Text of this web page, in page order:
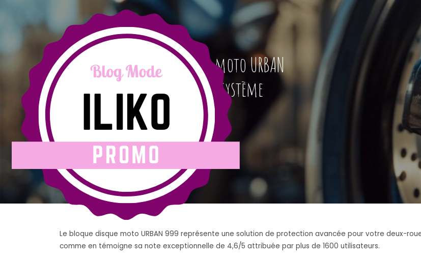
Découvrez le bloque disque moto URBAN
999 : protection optimale et système
antivol haute performance
Le bloque disque moto URBAN 999 représente une solution de protection avancée pour votre deux-
comme en témoigne sa note exceptionnelle de 4,6/5 attribuée par plus de 1600 utilisateurs.